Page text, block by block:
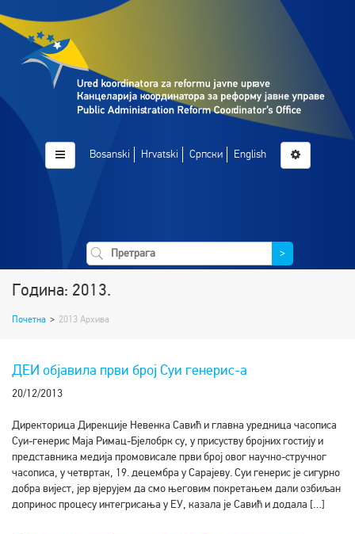
Bosanski Hrvatski Српски English
>
Година: 2013.
Почетна > 2013 Архива
ДЕИ објавила први број Суи генерис-а
20/12/2013
Директорица Дирекције Невенка Савић и главна уредница часописа
Суи-генерис Маја Римац-Бјелобрк су, у присуству бројних гостију и
представника медија промовисале први број овог научно-стручног
часописа, у четвртак, 19. децембра у Сарајеву. Суи генерис је сигурно
добра вијест, јер вјерујем да смо његовим покретањем дали озбиљан
допринос процесу интегрисања у ЕУ, казала је Савић и додала […]